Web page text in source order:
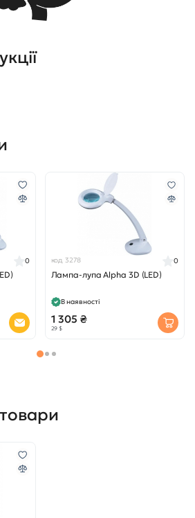
0 код 3278
Лампа-лупа Alpha 3D (LED)
0
В наявності
1 305 ₴
29 $